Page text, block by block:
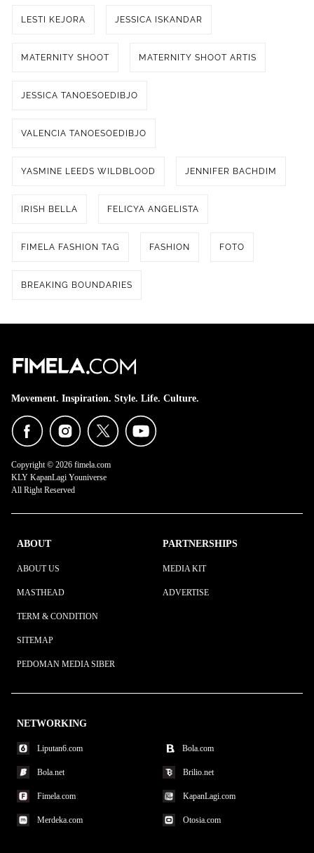
LESTI KEJORA JESSICA ISKANDAR
MATERNITY SHOOT MATERNITY SHOOT ARTIS
JESSICA TANOESOEDIBJO
VALENCIA TANOESOEDIBJO
YASMINE LEEDS WILDBLOOD JENNIFER BACHDIM
IRISH BELLA FELICYA ANGELISTA
FIMELA FASHION TAG FASHION FOTO
BREAKING BOUNDARIES
Movement. Inspiration. Style. Life. Culture.
Copyright © 2026 fimela.com
KLY KapanLagi Youniverse
All Right Reserved
ABOUT
ABOUT US
MASTHEAD
TERM & CONDITION
SITEMAP
PEDOMAN MEDIA SIBER
PARTNERSHIPS
MEDIA KIT
ADVERTISE
NETWORKING
Liputan6.com Bola.com
Bola.net Brilio.net
Fimela.com KapanLagi.com
Merdeka.com Otosia.com